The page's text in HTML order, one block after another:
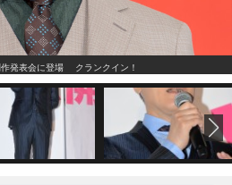
作発表会に登場 クランクイン！